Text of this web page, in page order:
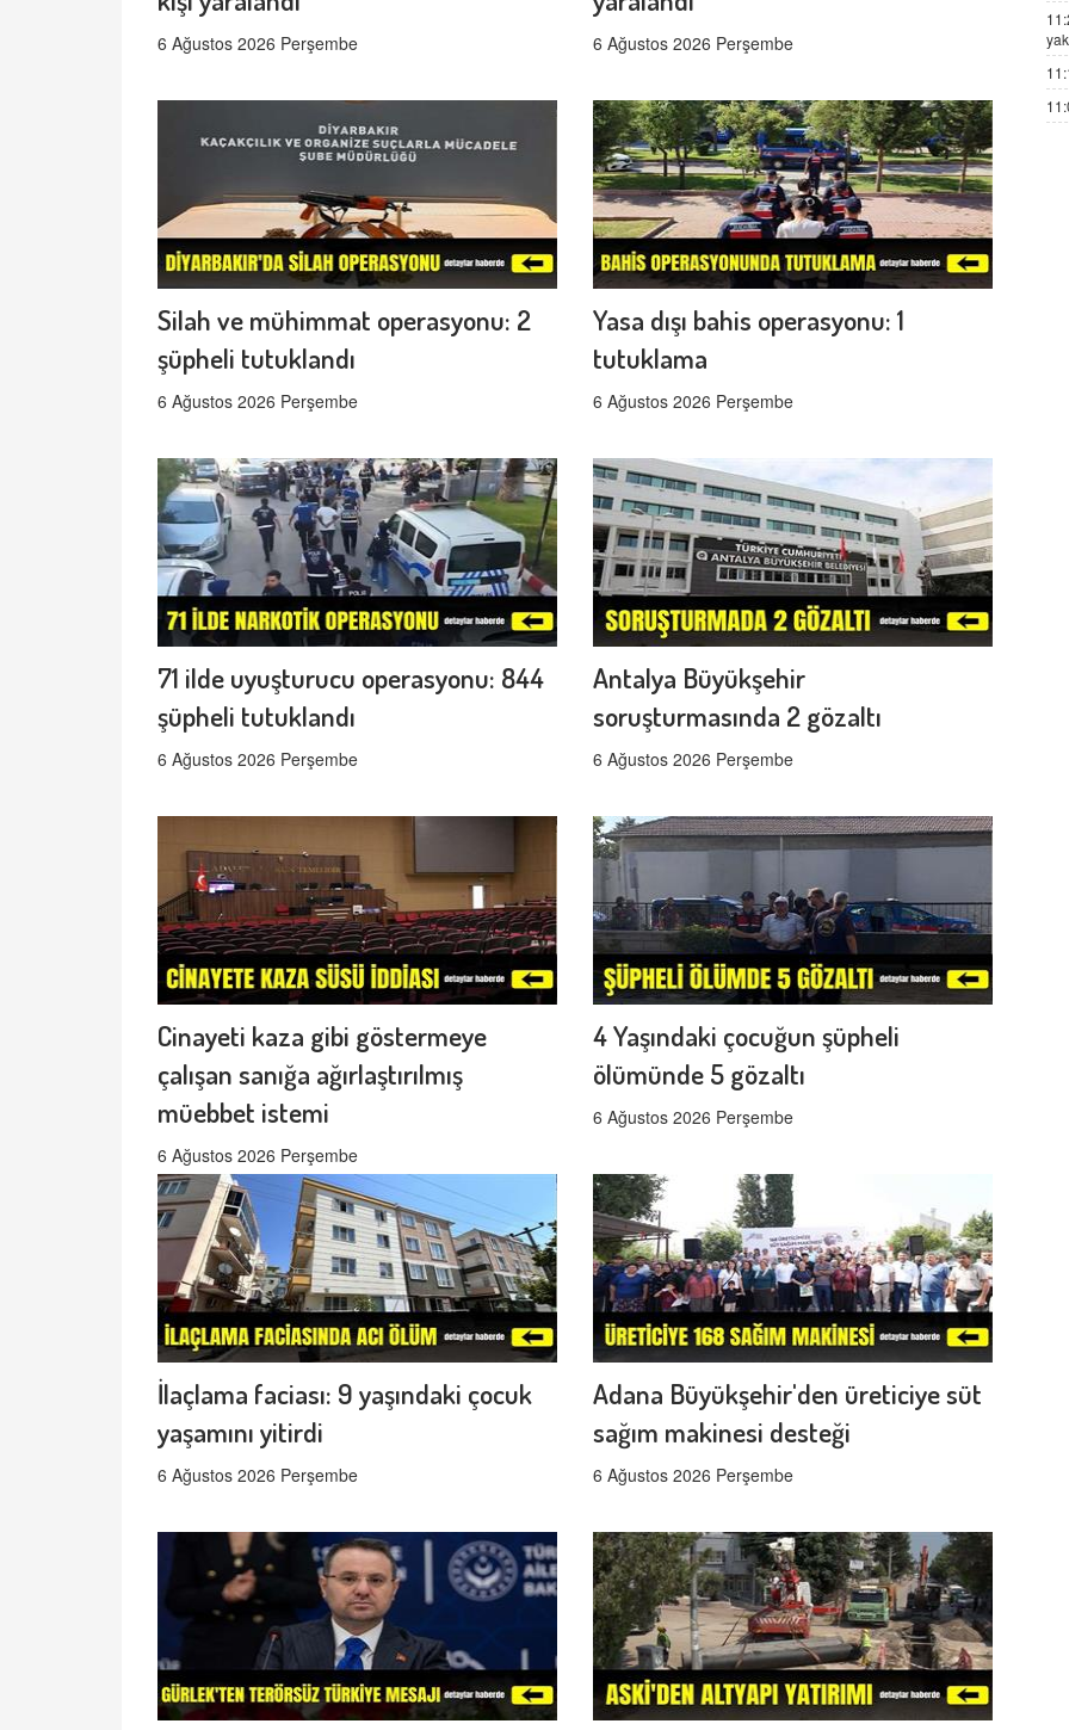
6 Ağustos 2026 Perşembe 6 Ağustos 2026 Perşembe
Silah ve mühimmat operasyonu: 2
şüpheli tutuklandı
6 Ağustos 2026 Perşembe
Yasa dışı bahis operasyonu: 1
tutuklama
6 Ağustos 2026 Perşembe
71 ilde uyuşturucu operasyonu: 844
şüpheli tutuklandı
6 Ağustos 2026 Perşembe
Antalya Büyükşehir
soruşturmasında 2 gözaltı
6 Ağustos 2026 Perşembe
Cinayeti kaza gibi göstermeye
çalışan sanığa ağırlaştırılmış
müebbet istemi
6 Ağustos 2026 Perşembe
4 Yaşındaki çocuğun şüpheli
ölümünde 5 gözaltı
6 Ağustos 2026 Perşembe
İlaçlama faciası: 9 yaşındaki çocuk
yaşamını yitirdi
6 Ağustos 2026 Perşembe
Adana Büyükşehir'den üreticiye süt
sağım makinesi desteği
6 Ağustos 2026 Perşembe